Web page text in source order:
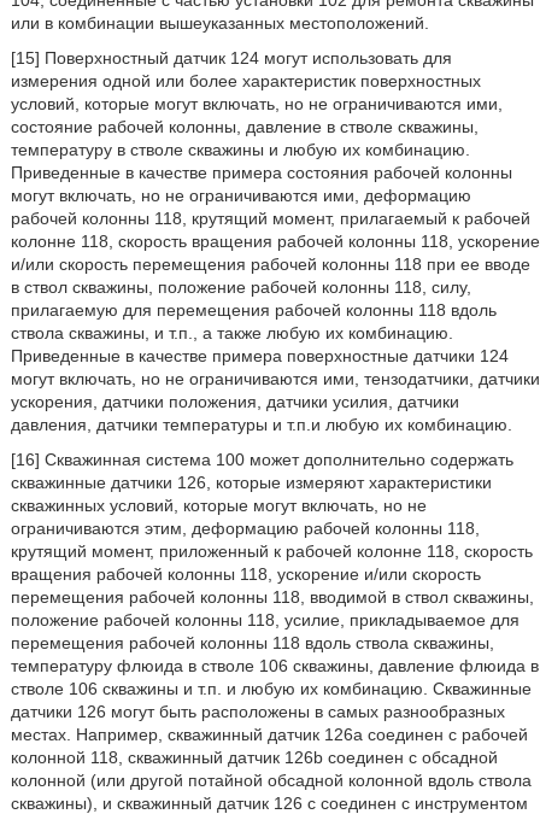
или в комбинации вышеуказанных местоположений.
[15] Поверхностный датчик 124 могут использовать для
измерения одной или более характеристик поверхностных
условий, которые могут включать, но не ограничиваются ими,
состояние рабочей колонны, давление в стволе скважины,
температуру в стволе скважины и любую их комбинацию.
Приведенные в качестве примера состояния рабочей колонны
могут включать, но не ограничиваются ими, деформацию
рабочей колонны 118, крутящий момент, прилагаемый к рабочей
колонне 118, скорость вращения рабочей колонны 118, ускорение
и/или скорость перемещения рабочей колонны 118 при ее вводе
в ствол скважины, положение рабочей колонны 118, силу,
прилагаемую для перемещения рабочей колонны 118 вдоль
ствола скважины, и т.п., а также любую их комбинацию.
Приведенные в качестве примера поверхностные датчики 124
могут включать, но не ограничиваются ими, тензодатчики, датчики
ускорения, датчики положения, датчики усилия, датчики
давления, датчики температуры и т.п.и любую их комбинацию.
[16] Скважинная система 100 может дополнительно содержать
скважинные датчики 126, которые измеряют характеристики
скважинных условий, которые могут включать, но не
ограничиваются этим, деформацию рабочей колонны 118,
крутящий момент, приложенный к рабочей колонне 118, скорость
вращения рабочей колонны 118, ускорение и/или скорость
перемещения рабочей колонны 118, вводимой в ствол скважины,
положение рабочей колонны 118, усилие, прикладываемое для
перемещения рабочей колонны 118 вдоль ствола скважины,
температуру флюида в стволе 106 скважины, давление флюида в
стволе 106 скважины и т.п. и любую их комбинацию. Скважинные
датчики 126 могут быть расположены в самых разнообразных
местах. Например, скважинный датчик 126а соединен с рабочей
колонной 118, скважинный датчик 126b соединен с обсадной
колонной (или другой потайной обсадной колонной вдоль ствола
скважины), и скважинный датчик 126 с соединен с инструментом